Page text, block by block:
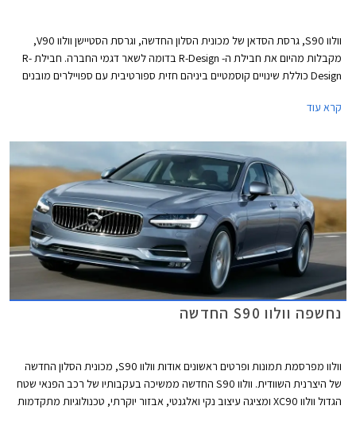
וולוו S90, גרסת הסדאן של מכונית הסלון החדשה, וגרסת הסטיישן וולוו V90,
מקבלות מהיום את חבילת ה- R-Design בדומה לשאר דגמי החברה. חבילת R-
Design כוללת שינויים קוסמטיים ביניהם חזית ספורטיבית עם ספויילרים מובנים
משלימים את המראה הדינמי.
קרא עוד
נחשפה וולוו S90 החדשה
וולוו מפרסמת תמונות ופרטים ראשונים אודות וולוו S90, מכונית הסלון החדשה
של היצרנית השוודית. וולוו S90 החדשה ממשיכה בעקבותיו של רכב הפנאי שטח
הגדול וולוו XC90 ומציגה עיצוב נקי ואלגנטי, אבזור יוקרתי, טכנולוגיות מתקדמות